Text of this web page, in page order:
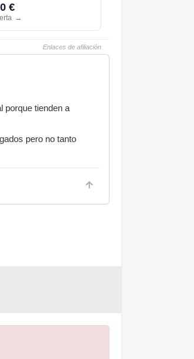
€
→
Enlaces de afiliación
porque tienden a
pero no tanto